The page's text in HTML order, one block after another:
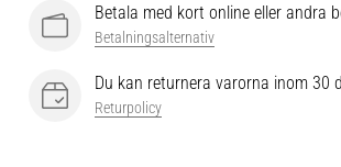
Betala med kort online eller andra
Betalningsalternativ
Du kan returnera varorna inom 30
Returpolicy